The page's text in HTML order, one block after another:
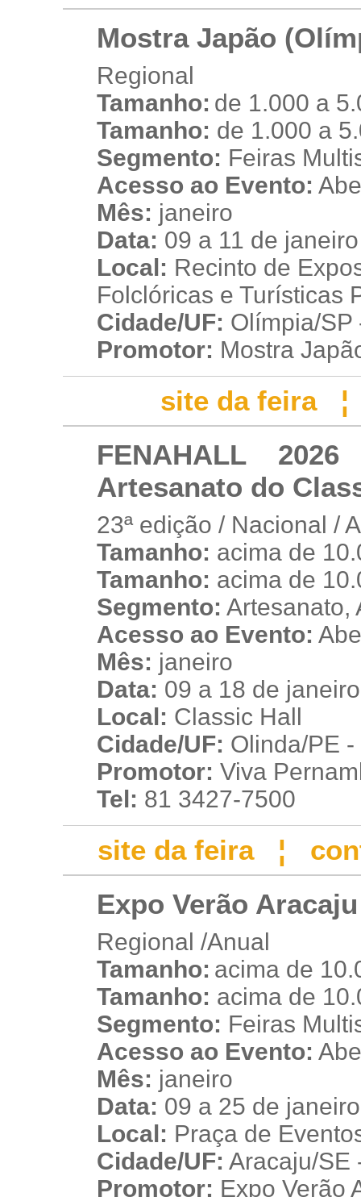
Mostra Japão
Regional
Tamanho: de 1.000 a
Tamanho: de 1.000 a
Segmento: Feiras
Acesso ao Evento:
Mês: janeiro
Data: 09 a 11 de
Local: Recinto de
Folclóricas e Turísticas
Cidade/UF: Olímpia/SP
Promotor: Mostra
site da feira
FENAHALL
Artesanato do
23ª edição / Nacional /
Tamanho: acima de
Tamanho: acima de
Segmento: Artesanato,
Acesso ao Evento:
Mês: janeiro
Data: 09 a 18 de
Local: Classic Hall
Cidade/UF: Olinda/PE -
Promotor: Viva
Tel: 81 3427-7500
site da feira¦
Expo Verão Aracaju
Regional /Anual
Tamanho: acima de
Tamanho: acima de
Segmento: Feiras
Acesso ao Evento:
Mês: janeiro
Data: 09 a 25 de
Local: Praça de
Cidade/UF: Aracaju/SE
Promotor: Expo Verão